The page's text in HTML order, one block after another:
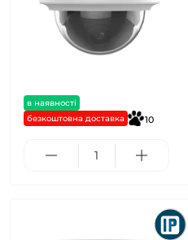
в наявності
безкоштовна доставка
10